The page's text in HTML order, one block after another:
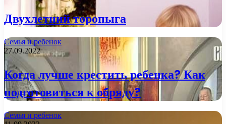
Двухлетний торопыга
Семья и ребенок
27.09.2022
Когда лучше крестить ребенка? Как
подготовиться к обряду?
Семья и ребенок